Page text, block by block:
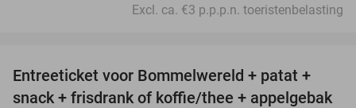
Excl. ca. €3 p.p.p.n. toeristenbelasting
23%
Entreeticket voor Bommelwereld + patat +
snack + frisdrank of koffie/thee + appelgebak